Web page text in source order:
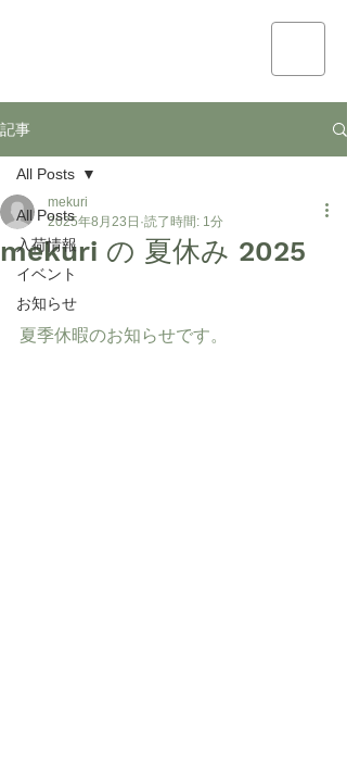
記事
All Posts
入荷情報
イベント
お知らせ
All Posts
mekuri の 夏休み 2025
mekuri
2025年8月23日 読了時間: 1分
夏季休暇のお知らせです。